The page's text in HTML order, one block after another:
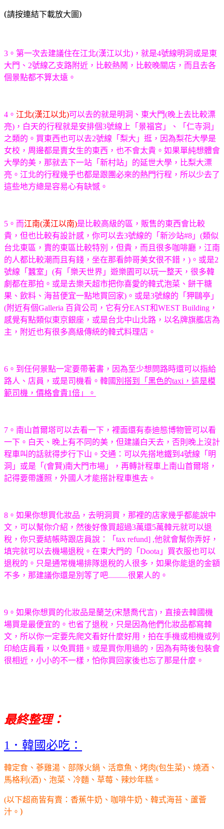
(請按連結下載放大圖)
3 。第一次去建議住在江北(漢江以北)，就是4號線明洞或是東
大門、2號線乙支路附近，比較熱鬧，比較晚關店，而且去各
個景點都不算太遠。
4。 江北(漢江以北)可以去的就是明洞、東大門(晚上去比較漂
亮)，白天的行程就是安排個3號線上「景福宮」、「仁寺洞」
之類的。買東西也可以去2號線「梨大」逛，因為梨花大學是
女校，周邊都是賣女生的東西，也不會太貴。如果單純想體會
大學的美，那就去下一站「新村站」的延世大學，比梨大漂
亮。江北的行程幾乎也都是跟團必來的熱門行程，所以少去了
這些地方總是容易心有缺憾。
5 。而江南(漢江以南)是比較高級的區，販售的東西會比較
貴，但也比較有設計感，你可以去3號線的「新沙站#8」(類似
台北東區，賣的東區比較特別，但貴，而且很多咖啡廳，江南
的人都比較潮而且有錢，坐在那看帥哥美女很不錯，)。或是2
號線「蠶室」(有「樂天世界」遊樂園可以玩一整天，很多韓
劇都在那拍。或是去樂天超市把你喜愛的韓式泡菜、餅干糖
果、飲料、海苔便宜一點地買回家)。或是3號線的「狎鷗亭」
(附近有個Galleria 百貨公司，它有分EAST和WEST Building，
感覺有點類似東京銀座，或是台北中山北路，以名牌旗艦店為
主，附近也有很多高級傳統的韓式料理店。
6 。到任何景點一定要帶著書，因為至少想問路時還可以指給
路人、店員，或是司機看。韓國 別搭到「黑色的taxi，這是模
範司機，價格會貴1倍」。
7 。南山首爾塔可以去看一下，裡面還有泰迪態博物管可以看
一下。白天、晚上有不同的美，但建議白天去，否則晚上沒計
程車叫的話就得步行下山。交通：可以先搭地鐵到4號線「明
洞」或是「(會賢)南大門市場」，再轉計程車上南山首爾塔，
記得要帶護照，外國人才能搭計程車進去。
8 。如果你想買化妝品，去明洞買，那裡的店家幾乎都能說中
文，可以幫你介紹，然後好像買超過3萬還5萬韓元就可以退
稅，你只要結帳時跟店員說：「tax refund] ,他就會幫你弄好，
填完就可以去機場退稅。在東大門的「Doota」買衣服也可以
退稅的。只是通常機場排隊退稅的人很多，如果你能退的金額
不多，那建議你還是別等了吧..........很累人的。
9 。如果你想買的化妝品是蘭芝(宋慧喬代言)，直接去韓國機
場買是最便宜的。也省了退稅，只是因為他們化妝品都寫韓
文，所以你一定要先爬文看好什麼好用，拍在手機或相機或列
印給店員看，以免買錯。或是買你用過的，因為有時後包裝會
很相近，小小的不一樣，怕你買回家後也忘了那是什麼。
最終整理：
1 ．韓國必吃：
韓定食、蔘雞湯、部隊火鍋、活章魚、烤肉(包生菜) 、燒酒、
馬格利(酒) 、泡菜、冷麵、草莓、辣炒年糕。
(以下超商皆有賣： 香蕉牛奶、咖啡牛奶、韓式海苔、蘆薈
汁。)